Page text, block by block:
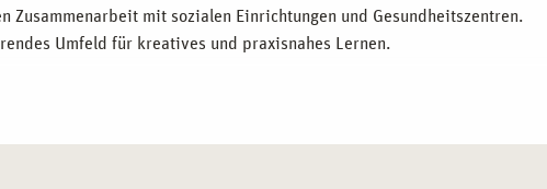
Zusammenarbeit mit sozialen Einrichtungen und Gesundheitszentren.
Umfeld für kreatives und praxisnahes Lernen.
IHRE AUSBILDUNG ZUM HEILPRAKTIKER FÜR